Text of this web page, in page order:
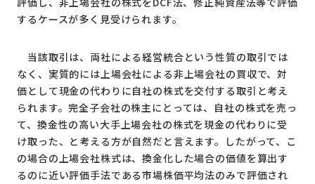
するケースが多く見受けられます。
当該取引は、両社による経営統合という性質の取引では
なく、実質的には上場会社による非上場会社の買収で、対
価として現金の代わりに自社の株式を交付する取引と考え
られます。完全子会社の株主にとっては、自社の株式を売っ
て、換金性の高い大手上場会社の株式を現金の代わりに受
け取った、と考える方が自然だと言えます。したがって、こ
の場合の上場会社株式は、換金化した場合の価値を算出す
るのに近い評価手法である市場株価平均法のみで評価され